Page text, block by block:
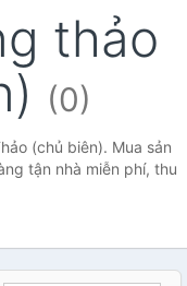
thảo
(0)
(chủ biên). Mua sản
tận nhà miễn phí, thu